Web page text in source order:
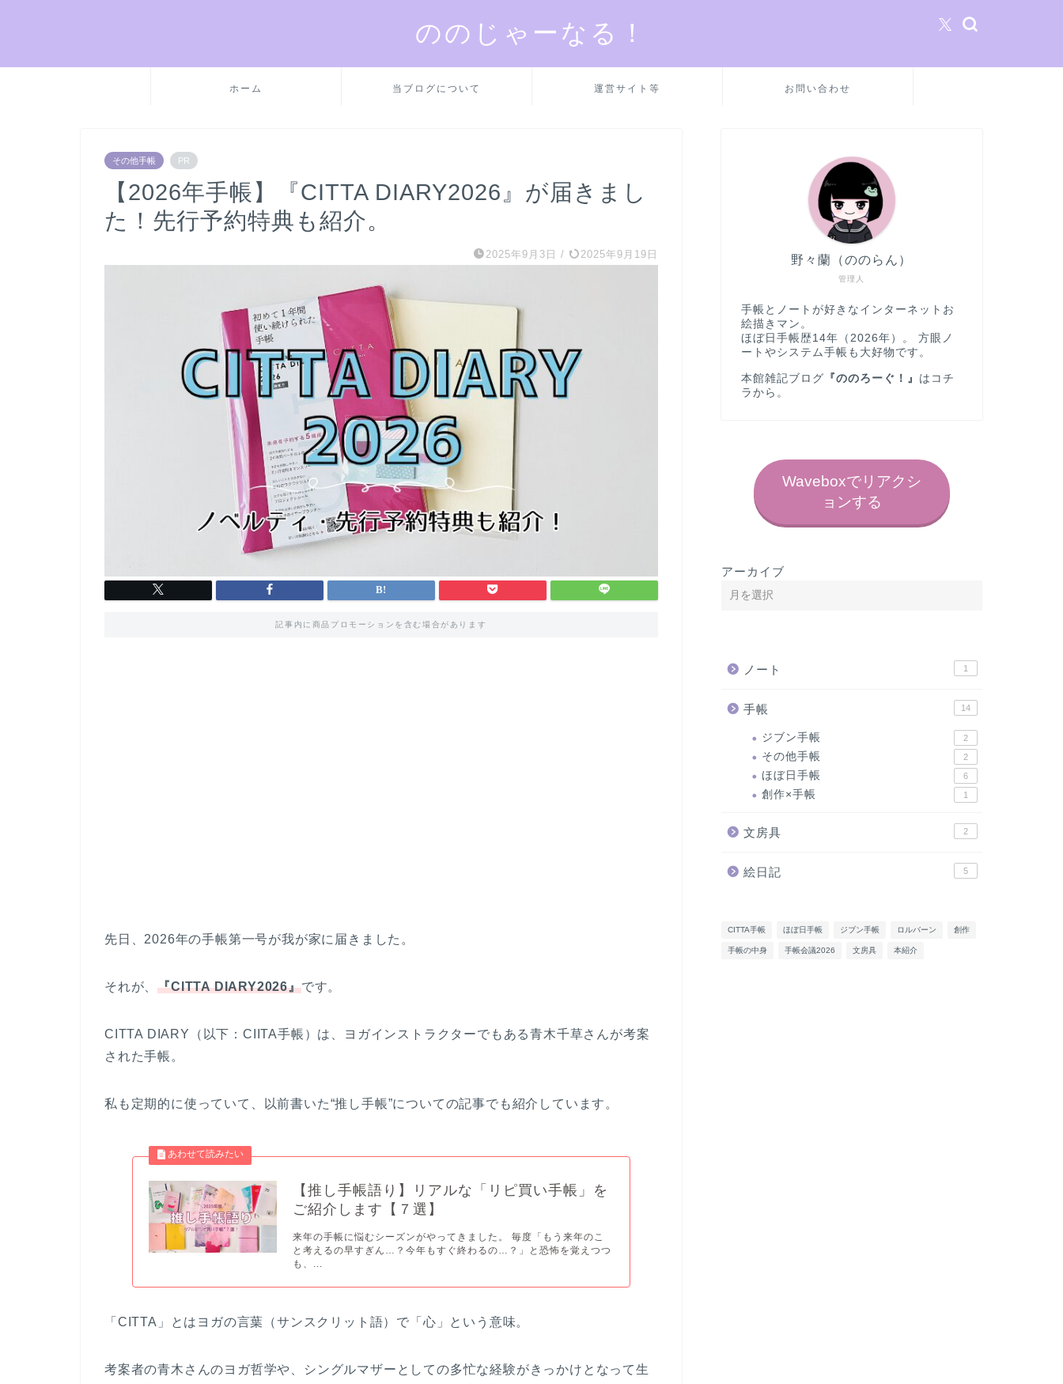
ののじゃーなる！
ホーム 当ブログについて 運営サイト等 お問い合わせ
その他手帳 PR
【2026年手帳】『CITTA DIARY2026』が届きまし
た！先行予約特典も紹介。
2025年9月3日 / 2025年9月19日
記事内に商品プロモーションを含む場合があります
先日、2026年の手帳第一号が我が家に届きました。
それが、『CITTA DIARY2026』です。
CITTA DIARY（以下：CIITA手帳）は、ヨガインストラクターでもある青木千草さんが考案
された手帳。
私も定期的に使っていて、以前書いた“推し手帳”についての記事でも紹介しています。
【推し手帳語り】リアルな「リピ買い手帳」を
ご紹介します【７選】
来年の手帳に悩むシーズンがやってきました。 毎度「もう来年のこ
と考えるの早すぎん…？今年もすぐ終わるの…？」と恐怖を覚えつつ
も、...
「CITTA」とはヨガの言葉（サンスクリット語）で「心」という意味。
考案者の青木さんのヨガ哲学や、シングルマザーとしての多忙な経験がきっかけとなって生
管理人
野々蘭（ののらん）
手帳とノートが好きなインターネットお
絵描きマン。
ほぼ日手帳歴14年（2026年）。 方眼ノ
ートやシステム手帳も大好物です。
本館雑記ブログ 『ののろーぐ！』 は コチ
ラ から。
Waveboxでリアクシ
ョンする
アーカイブ
ノート 1
手帳 14
ジブン手帳 2
その他手帳 2
ほぼ日手帳 6
創作×手帳 1
文房具 2
絵日記 5
CITTA手帳 ほぼ日手帳 ジブン手帳 ロルバーン 創作
手帳の中身 手帳会議2026 文房具 本紹介